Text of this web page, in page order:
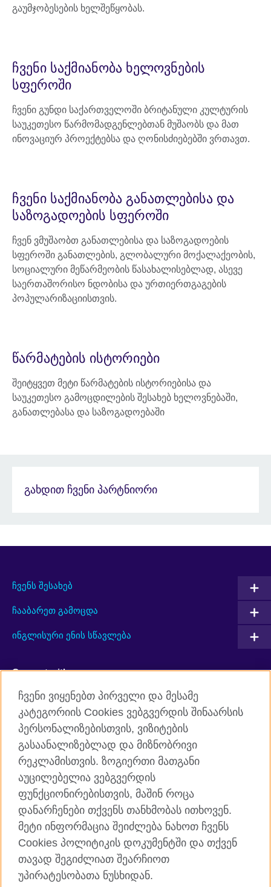
გაუმჯობესების ხელშეწყობას.
ჩვენი საქმიანობა ხელოვნების
სფეროში
ჩვენი გუნდი საქართველოში ბრიტანული კულტურის
საუკეთესო წარმომადგენლებთან მუშაობს და მათ
ინოვაციურ პროექტებსა და ღონისძიებებში ვრთავთ.
ჩვენი საქმიანობა განათლებისა და
საზოგადოების სფეროში
ჩვენ ვმუშაობთ განათლებისა და საზოგადოების
სფეროში განათლების, გლობალური მოქალაქეობის,
სოციალური მეწარმეობის წასახალისებლად, ასევე
საერთაშორისო ნდობისა და ურთიერთგაგების
პოპულარიზაციისთვის.
წარმატების ისტორიები
შეიტყვეთ მეტი წარმატების ისტორიებისა და
საუკეთესო გამოცდილების შესახებ ხელოვნებაში,
განათლებასა და საზოგადოებაში
გახდით ჩვენი პარტნიორი
ჩვენს შესახებ
ჩააბარეთ გამოცდა
ინგლისური ენის სწავლება
Connect with us
Facebook Twitter
YouTube RSS
Instagram TikTok
ბრიტანეთის საბჭო
კონფიდენციალობა და პირობები
საიტის რუკა
ჩვენი ვიყენებთ პირველი და მესამე
კატეგორიის Cookies ვებგვერდის შინაარსის
პერსონალიზებისთვის, ვიზიტების
გასაანალიზებლად და მიზნობრივი
რეკლამისთვის. ზოგიერთი მათგანი
აუცილებელია ვებგვერდის
ფუნქციონირებისთვის, მაშინ როცა
დანარჩენები თქვენს თანხმობას ითხოვენ.
მეტი ინფორმაცია შეიძლება ნახოთ ჩვენს
Cookies პოლიტიკის დოკუმენტში და თქვენ
თავად შეგიძლიათ შეარჩიოთ
უპირატესობათა ნუსხიდან.